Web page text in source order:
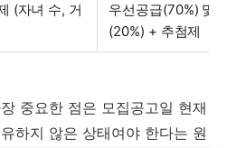
(자녀 수, 거
우선공급(70%) 및
(20%) + 추첨제
중요한 점은 모집공고일 현재
하지 않은 상태여야 한다는 원